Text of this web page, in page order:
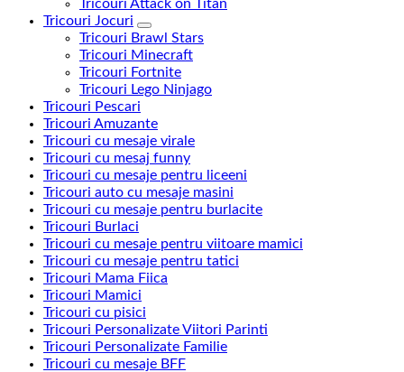
Tricouri Attack on Titan
Tricouri Jocuri
Tricouri Brawl Stars
Tricouri Minecraft
Tricouri Fortnite
Tricouri Lego Ninjago
Tricouri Pescari
Tricouri Amuzante
Tricouri cu mesaje virale
Tricouri cu mesaj funny
Tricouri cu mesaje pentru liceeni
Tricouri auto cu mesaje masini
Tricouri cu mesaje pentru burlacite
Tricouri Burlaci
Tricouri cu mesaje pentru viitoare mamici
Tricouri cu mesaje pentru tatici
Tricouri Mama Fiica
Tricouri Mamici
Tricouri cu pisici
Tricouri Personalizate Viitori Parinti
Tricouri Personalizate Familie
Tricouri cu mesaje BFF